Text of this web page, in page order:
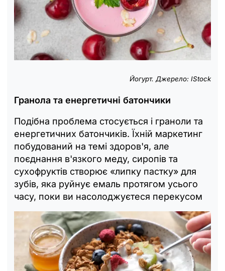
Йогурт. Джерело: IStock
Гранола та енергетичні батончики
Подібна проблема стосується і граноли та
енергетичних батончиків. Їхній маркетинг
побудований на темі здоров'я, але
поєднання в'язкого меду, сиропів та
сухофруктів створює «липку пастку» для
зубів, яка руйнує емаль протягом усього
часу, поки ви насолоджуєтеся перекусом